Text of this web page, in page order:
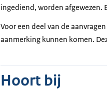
ingediend, worden afgewezen.
Voor een deel van de
aanmerking kunnen komen.
Hoort bij